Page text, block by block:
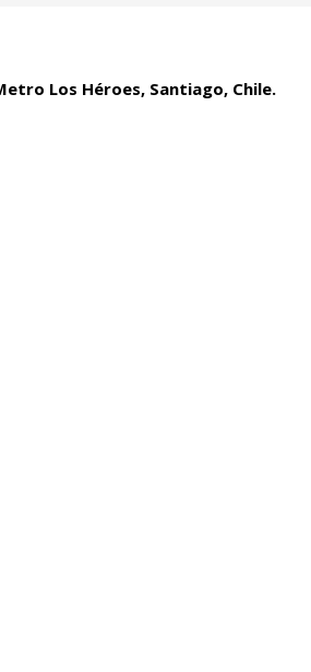
Los Héroes, Santiago, Chile.